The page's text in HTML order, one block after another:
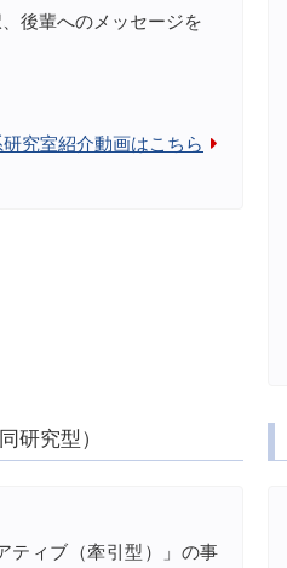
後輩へのメッセージを
究室紹介動画はこちら
研究型）
ティブ（牽引型）」の事